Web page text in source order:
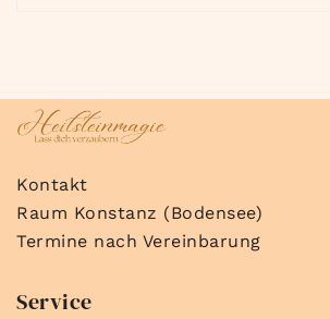
Kontakt
Raum Konstanz (Bodensee)
Termine nach Vereinbarung
Service